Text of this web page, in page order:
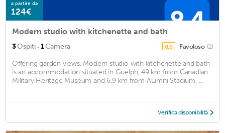
a partire da
124€
Modern studio with kitchenette and bath
3Ospiti · 1Camera 8,8 Favoloso (1)
Offering garden views, Modern studio with kitchenette and bath
is an accommodation situated in Guelph, 49 km from Canadian
Military Heritage Museum and 6.9 km from Alumni Stadium. ...
Verifica disponibilità